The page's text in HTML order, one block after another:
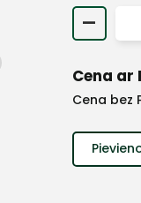
-
Cena ar
Cena bez